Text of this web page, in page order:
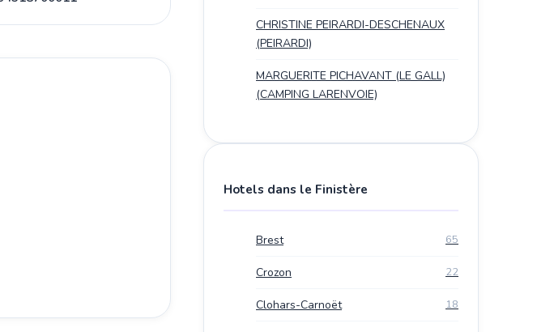
CHRISTINE PEIRARDI-DESCHENAUX
(PEIRARDI)
MARGUERITE PICHAVANT (LE GALL)
(CAMPING LARENVOIE)
Hotels dans le Finistère
Brest 65
Crozon 22
Clohars-Carnoët 18